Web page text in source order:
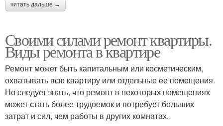
читать дальше →
Своими силами ремонт квартиры.
Виды ремонта в квартире
Ремонт может быть капитальным или косметическим,
охватывать всю квартиру или отдельные ее помещения.
Но следует знать, что ремонт в некоторых помещениях
может стать более трудоемок и потребует больших
затрат и сил, чем работы в других комнатах.